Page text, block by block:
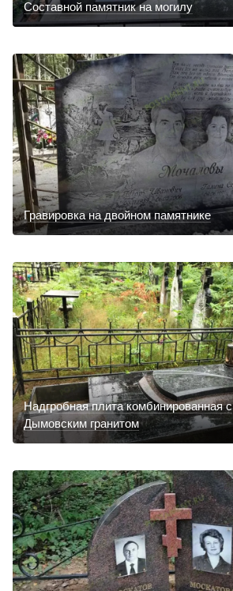
Составной памятник на могилу
Гравировка на двойном памятнике
Надгробная плита комбинированная с
Дымовским гранитом